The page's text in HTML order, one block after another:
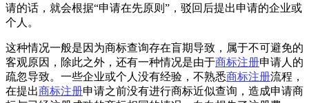
请的话，就会根据“申请在先原则”，驳回后提出申请的企业或
个人。
这种情况一般是因为商标查询存在盲期导致，属于不可避免的
客观原因，除此之外，还有一种情况是由于商标注册申请人的
疏忽导致。一些企业或个人没有经验，不熟悉商标注册流程，
在提出商标注册申请之前没有进行商标近似查询，造成申请商